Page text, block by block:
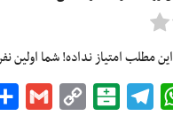
مطلب امتیاز نداده! شما اولین
WhatsApp
Telegram
Balatarin
Copy